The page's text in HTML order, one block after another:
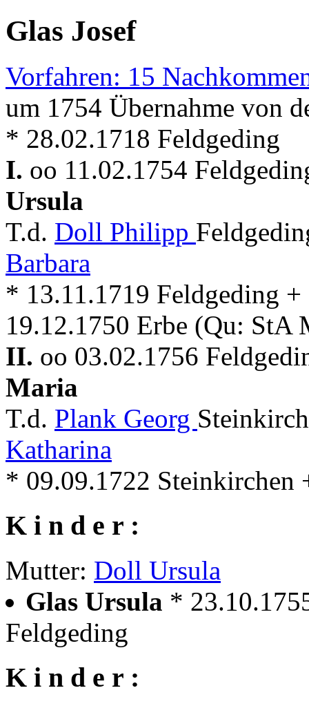
Glas Josef
Vorfahren: 15
um 1754 Übernahme von
* 28.02.1718 Feldgeding
I. oo 11.02.1754
Ursula
T.d. Doll Philipp
Barbara
* 13.11.1719 Feldgeding
19.12.1750 Erbe (Qu: StA
II. oo 03.02.1756
Maria
T.d. Plank Georg
Katharina
* 09.09.1722 Steinkirchen
K i n d e r :
Mutter: Doll Ursula
Glas Ursula *
Feldgeding
K i n d e r :